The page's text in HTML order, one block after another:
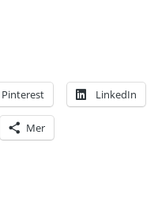
Pinterest LinkedIn
Mer